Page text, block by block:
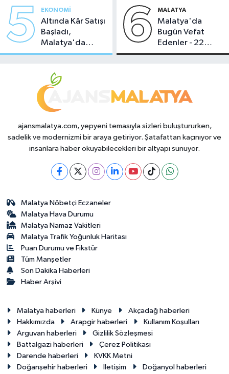
5 EKONOMI
Altında Kâr Satışı
Başladı,
Malatya'da
Makas Ne
6 MALATYA
Malatya'da
Bugün Vefat
Edenler - 22
Temmuz 2026
ajansmalatya.com, yepyeni temasıyla sizleri buluştururken,
sadelik ve modernizmi bir araya getiriyor. Şatafattan kaçınıyor ve
insanlara haber okuyabilecekleri bir altyapı sunuyor.
Malatya Nöbetçi Eczaneler
Malatya Hava Durumu
Malatya Namaz Vakitleri
Malatya Trafik Yoğunluk Haritası
Puan Durumu ve Fikstür
Tüm Manşetler
Son Dakika Haberleri
Haber Arşivi
Malatya haberleri Künye
Akçadağ haberleri
Hakkımızda
Arapgir haberleri
Kullanım Koşulları
Arguvan haberleri
Gizlilik Sözleşmesi
Battalgazi haberleri
Çerez Politikası
Darende haberleri
KVKK Metni
Doğanşehir haberleri
İletişim
Doğanyol haberleri